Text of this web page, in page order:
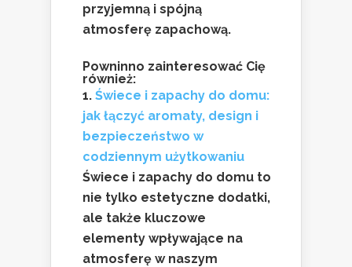
przyjemną i spójną
atmosferę zapachową.
Powninno zainteresować Cię
również:
Świece i zapachy do domu:
jak łączyć aromaty, design i
bezpieczeństwo w
codziennym użytkowaniu
Świece i zapachy do domu to
nie tylko estetyczne dodatki,
ale także kluczowe
elementy wpływające na
atmosferę w naszym